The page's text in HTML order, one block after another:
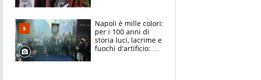
bigliettini
Napoli è mille colori:
per i 100 anni di
storia luci, lacrime e
fuochi d'artificio: De